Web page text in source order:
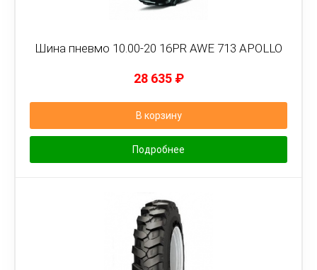
Шина пневмо 10.00-20 16PR AWE 713 APOLLO
28 635 ₽
В корзину
Подробнее